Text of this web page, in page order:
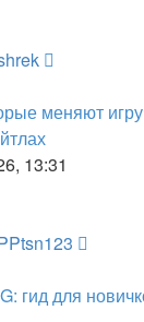
меняют
13:31
гид для